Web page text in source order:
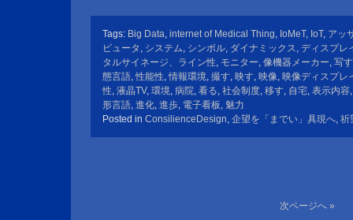
Tags: Big Data, internet of Medical Thing, IoMeT, IoT, アッ
ピュータ , システム, シンボル, ダイナミックス, ディスプレ
タルサイネージ、ライン性, モニター, 像機器メーカー, 写す
態言語,性能性,情報環境, 撮す, 映す, 映像, 映像ディスプレ
性, 液晶TV, 環境, 病院, 看る, 社会制度, 移す, 自宅, 表示内容
形言語, 進化, 進歩, 電子看板, 魅力
Posted in ConsilienceDesign, 企望を「までい」具現へ, 祈
次ページへ »